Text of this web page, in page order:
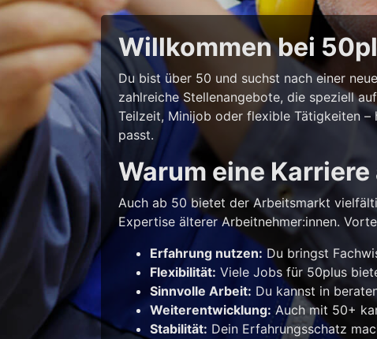
Willkommen bei
Du bist über 50 und suchst nach einer
zahlreiche Stellenangebote, die speziell
Teilzeit, Minijob oder flexible Tätigkeiten
passt.
Warum eine Karriere
Auch ab 50 bietet der Arbeitsmarkt
Expertise älterer Arbeitnehmer:innen.
Erfahrung nutzen: Du bringst
Flexibilität: Viele Jobs für 50plus
Sinnvolle Arbeit: Du kannst in
Weiterentwicklung: Auch mit 50+
Stabilität: Dein Erfahrungsschatz